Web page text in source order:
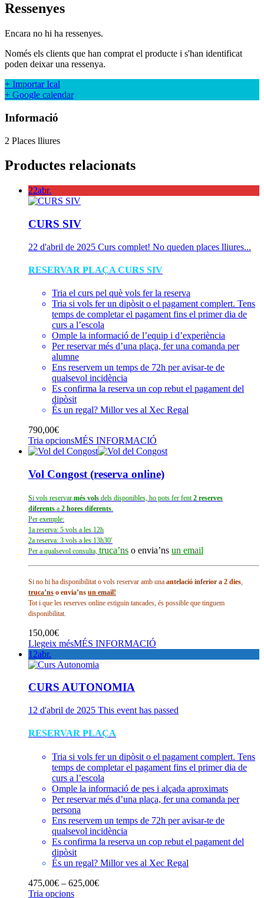
Ressenyes
Encara no hi ha ressenyes.
Només els clients que han comprat el producte i s'han identificat
poden deixar una ressenya.
+ Importar Ical
+ Google calendar
Informació
2 Places lliures
Productes relacionats
22abr.
CURS SIV
22 d'abril de 2025 Curs complet! No queden places lliures...
RESERVAR PLAÇA CURS SIV
Tria el curs pel què vols fer la reserva
Tria si vols fer un dipòsit o el pagament complert. Tens
temps de completar el pagament fins el primer dia de
curs a l’escola
Omple la informació de l’equip i d’experiència
Per reservar més d’una plaça, fer una comanda per
alumne
Ens reservem un temps de 72h per avisar-te de
qualsevol incidència
Es confirma la reserva un cop rebut el pagament del
dipòsit
És un regal? Millor ves al Xec Regal
790,00€
Tria opcionsMÉS INFORMACIÓ
Vol Congost (reserva online)
Si vols reservar més vols dels disponibles, ho pots fer fent 2 reserves
diferents a 2 hores diferents
Per exemple:
1a reserva: 5 vols a les 12h
2a reserva: 3 vols a les 13h30′
Per a qualsevol consulta, truca’ns o envia’ns un email
Si no hi ha disponibilitat o vols reservar amb una antelació inferior a 2 dies
truca’ns o envia’ns un email!
Tot i que les reserves online estiguin tancades, és possible que tinguem
disponibilitat.
150,00€
Llegeix mésMÉS INFORMACIÓ
12abr.
CURS AUTONOMIA
12 d'abril de 2025 This event has passed
RESERVAR PLAÇA
Tria si vols fer un dipòsit o el pagament complert. Tens
temps de completar el pagament fins el primer dia de
curs a l’escola
Omple la informació de pes i alçada aproximats
Per reservar més d’una plaça, fer una comanda per
persona
Ens reservem un temps de 72h per avisar-te de
qualsevol incidència
Es confirma la reserva un cop rebut el pagament del
dipòsit
És un regal? Millor ves al Xec Regal
475,00€ – 625,00€Interval
Tria opcionsAquest